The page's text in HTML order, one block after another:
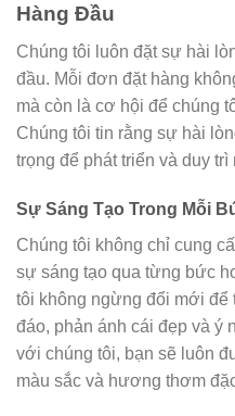
Hàng Đầu
Chúng tôi luôn đặt sự hài
đầu. Mỗi đơn đặt hàng
mà còn là cơ hội để chúng
Chúng tôi tin rằng sự hài
trọng để phát triển và duy
Sự Sáng Tạo Trong Mỗi
Chúng tôi không chỉ cung
sự sáng tạo qua từng bức
tôi không ngừng đổi mới để
đáo, phản ánh cái đẹp và ý
với chúng tôi, bạn sẽ luôn
màu sắc và hương thơm